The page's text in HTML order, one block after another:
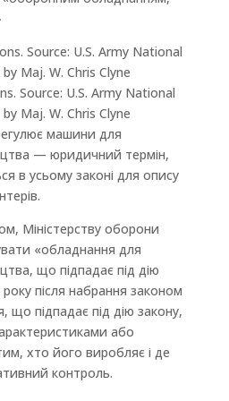
Source: U.S. Army National
Maj. W. Chris Clyne
машини для
— юридичний термін,
в усьому законі для опису
Міністерству оборони
«обладнання для
що підпадає під дію
після набрання законом
що підпадає під дію закону,
або
хто його виробляє і де
контроль.